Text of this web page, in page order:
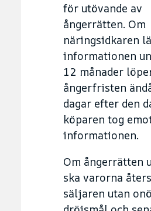
för utövande av
ångerrätten. Om
näringsidkaren
informationen
12 månader
ångerfristen
dagar efter den
köparen tog
informationen.
Om ångerrätten
ska varorna
säljaren utan